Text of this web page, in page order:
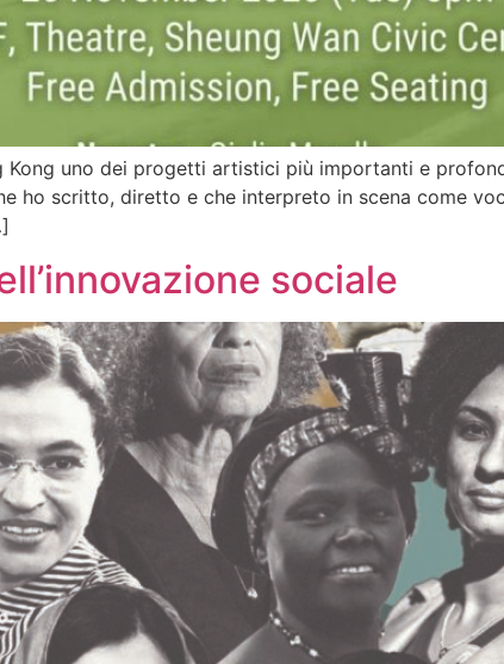
uno dei progetti artistici più importanti e
ho scritto, diretto e che interpreto in scena come
sociale